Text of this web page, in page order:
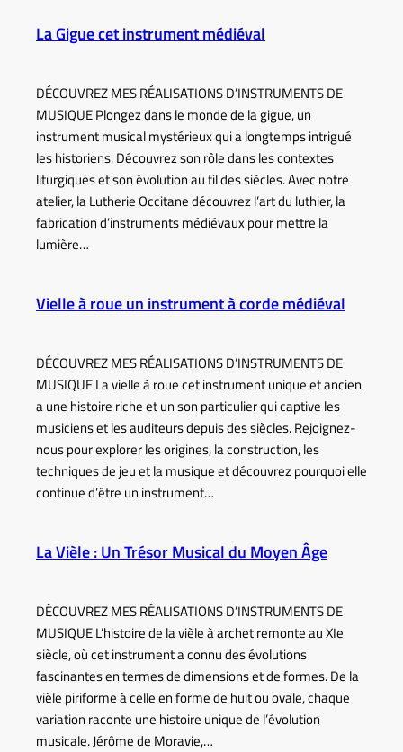
La Gigue cet instrument médiéval
DÉCOUVREZ MES RÉALISATIONS D’INSTRUMENTS DE
MUSIQUE Plongez dans le monde de la gigue, un
instrument musical mystérieux qui a longtemps intrigué
les historiens. Découvrez son rôle dans les contextes
liturgiques et son évolution au fil des siècles. Avec notre
atelier, la Lutherie Occitane découvrez l’art du luthier, la
fabrication d’instruments médiévaux pour mettre la
lumière…
Vielle à roue un instrument à corde médiéval
DÉCOUVREZ MES RÉALISATIONS D’INSTRUMENTS DE
MUSIQUE La vielle à roue cet instrument unique et ancien
a une histoire riche et un son particulier qui captive les
musiciens et les auditeurs depuis des siècles. Rejoignez-
nous pour explorer les origines, la construction, les
techniques de jeu et la musique et découvrez pourquoi elle
continue d’être un instrument…
La Vièle : Un Trésor Musical du Moyen Âge
DÉCOUVREZ MES RÉALISATIONS D’INSTRUMENTS DE
MUSIQUE L’histoire de la vièle à archet remonte au XIe
siècle, où cet instrument a connu des évolutions
fascinantes en termes de dimensions et de formes. De la
vièle piriforme à celle en forme de huit ou ovale, chaque
variation raconte une histoire unique de l’évolution
musicale. Jérôme de Moravie,…